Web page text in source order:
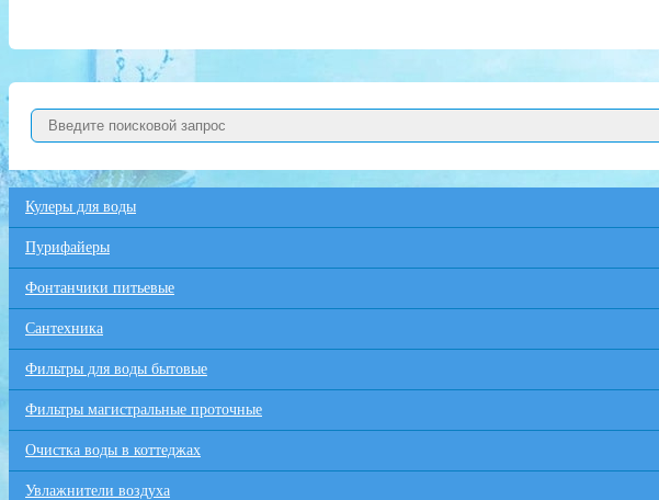
Кулеры для воды
Пурифайеры
Фонтанчики питьевые
Сантехника
Фильтры для воды бытовые
Фильтры магистральные проточные
Очистка воды в коттеджах
Увлажнители воздуха